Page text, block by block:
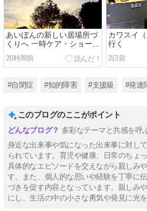
あいぼんの新しい居場所づ
くりへ 一時ケア・ショート
ステイの面談が決まりまし
た
20時間前
カワスイ
行く
2日前
#自閉症 #知的障害 #支援級 #発達
このブログのここがポイント
多彩なテーマと共感を呼
身近な出来事や気になった出来事に対し
られています。育児や健康、日常のちょ
具体的なエピソードを交えながら親しみ
す。また、個人的な思いや経験を丁寧に
づきを促す内容となっています。親しみ
にし、生活の中の小さな勇気や発見に光を